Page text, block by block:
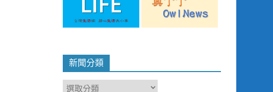
新聞分類
新